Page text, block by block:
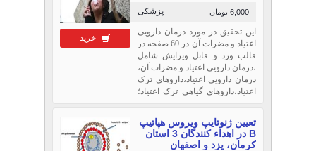
خرید
پزشکی 6,000 تومان
این تحقیق در مورد درمان دارویی
اعتیاد و مضرات آن در 60 صفحه در
قالب ورد و قابل ویرایش شامل
،درمان دارویی اعتیاد و مضرات آن،
درمان دارویی اعتیاد،داروهای ترک
اعتیاد،داروهای گیاهی ترک اعتیاد؛
درمان آن,اعتیاد به مواد مخدر,انواع
مواد مخدر,درمان
اعتیاد,روانشناسی اعتیاد,اعتیاد,
تعيين ژنوتايپ ويروس هپاتيپ
B در اهداء كنندگان 3 استان
كرمان، يزد و اصفهان